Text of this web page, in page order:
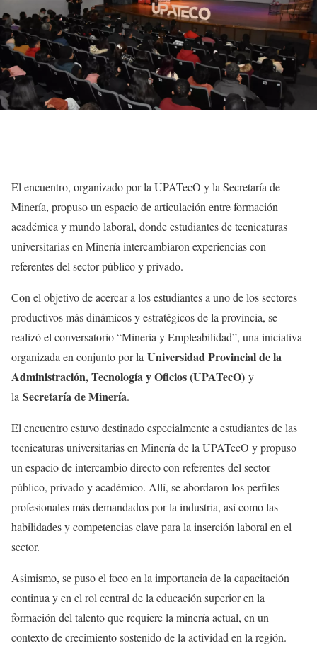
El encuentro, organizado por la UPATecO y la Secretaría de
Minería, propuso un espacio de articulación entre formación
académica y mundo laboral, donde estudiantes de tecnicaturas
universitarias en Minería intercambiaron experiencias con
referentes del sector público y privado.
Con el objetivo de acercar a los estudiantes a uno de los sectores
productivos más dinámicos y estratégicos de la provincia, se
realizó el conversatorio “Minería y Empleabilidad”, una iniciativa
organizada en conjunto por la Universidad Provincial de la
Administración, Tecnología y Oficios (UPATecO) y
la Secretaría de Minería.
El encuentro estuvo destinado especialmente a estudiantes de las
tecnicaturas universitarias en Minería de la UPATecO y propuso
un espacio de intercambio directo con referentes del sector
público, privado y académico. Allí, se abordaron los perfiles
profesionales más demandados por la industria, así como las
habilidades y competencias clave para la inserción laboral en el
sector.
Asimismo, se puso el foco en la importancia de la capacitación
continua y en el rol central de la educación superior en la
formación del talento que requiere la minería actual, en un
contexto de crecimiento sostenido de la actividad en la región.